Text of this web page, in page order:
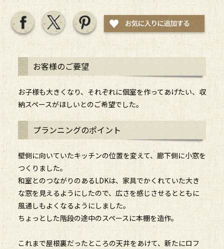
お客様のご要望
お子様も大きくなり、それぞれに個室を作ってあげたい、収
納スペースがほしいとのご希望でした。
プランニングのポイント
壁側に向いていたキッチンの位置を変えて、廊下側に小窓を
つくりました。
和室とのつながりのあるLDKは、家具でかくれていた大き
な窓を見えるようにしたので、広さを感じさせるとともに
風通しもよくなるようにしました。
ちょっとした階段の途中のスペースに本棚を造作。
これまで屋根裏だったところの天井をあけて、新たにロフ